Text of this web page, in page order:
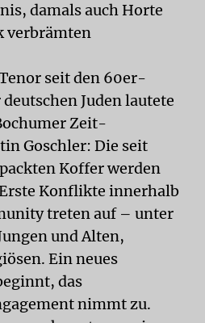
damals auch Horte
verbrämten
seit den 60er-
Juden lautete
Zeit-
Goschler: Die seit
Koffer werden
Konflikte innerhalb
treten auf – unter
und Alten,
Ein neues
das
nimmt zu.